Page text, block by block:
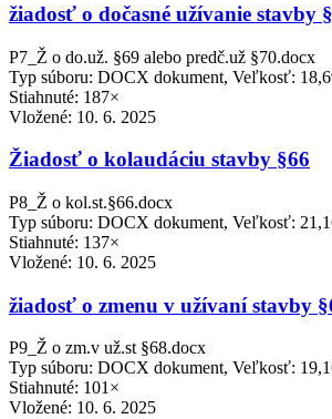
žiadosť o dočasné užívanie stavby
P7_Ž o do.už. §69 alebo predč.už §70.docx
Typ súboru: DOCX dokument, Veľkosť:
Stiahnuté: 187×
Vložené: 10. 6. 2025
Žiadosť o kolaudáciu stavby §66
P8_Ž o kol.st.§66.docx
Typ súboru: DOCX dokument, Veľkosť:
Stiahnuté: 137×
Vložené: 10. 6. 2025
žiadosť o zmenu v užívaní stavby
P9_Ž o zm.v už.st §68.docx
Typ súboru: DOCX dokument, Veľkosť:
Stiahnuté: 101×
Vložené: 10. 6. 2025